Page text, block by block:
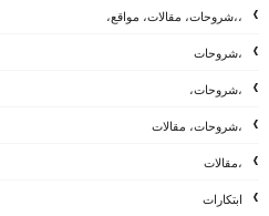
،،شروحات، مقالات، مواقع،
،شروحات
،شروحات،
،شروحات، مقالات
،مقالات
ابتكارات